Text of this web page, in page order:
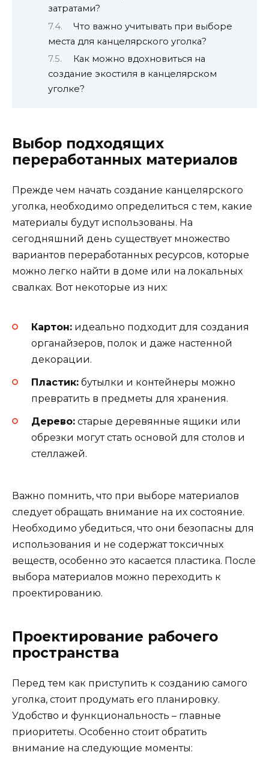
затратами?
Что важно учитывать при выборе
места для канцелярского уголка?
Как можно вдохновиться на
создание экостиля в канцелярском
уголке?
Выбор подходящих
переработанных материалов
Прежде чем начать создание канцелярского
уголка, необходимо определиться с тем, какие
материалы будут использованы. На
сегодняшний день существует множество
вариантов переработанных ресурсов, которые
можно легко найти в доме или на локальных
свалках. Вот некоторые из них:
Картон: идеально подходит для создания
органайзеров, полок и даже настенной
декорации.
Пластик: бутылки и контейнеры можно
превратить в предметы для хранения.
Дерево: старые деревянные ящики или
обрезки могут стать основой для столов и
стеллажей.
Важно помнить, что при выборе материалов
следует обращать внимание на их состояние.
Необходимо убедиться, что они безопасны для
использования и не содержат токсичных
веществ, особенно это касается пластика. После
выбора материалов можно переходить к
проектированию.
Проектирование рабочего
пространства
Перед тем как приступить к созданию самого
уголка, стоит продумать его планировку.
Удобство и функциональность – главные
приоритеты. Особенно стоит обратить
внимание на следующие моменты: